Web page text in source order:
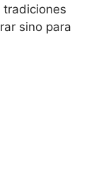
sino para